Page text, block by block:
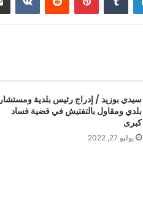
سيدي بوزيد / إدراج رئيس بلدية ومستشار
بلدي ومقاول بالتفتيش في قضية فساد
كبرى
يوليو 27, 2022